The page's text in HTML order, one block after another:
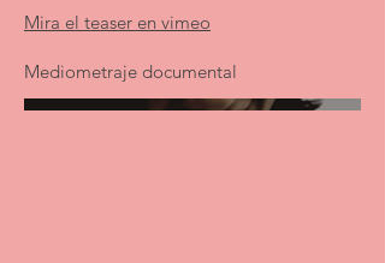
Mira el teaser en vimeo
Mediometraje documental